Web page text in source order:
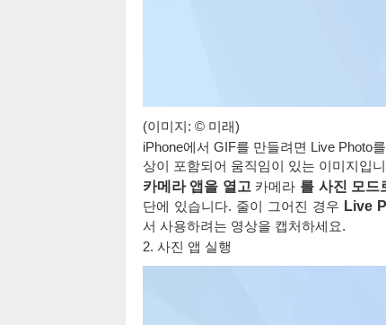
(이미지: © 미래)
iPhone에서 GIF를 만들려면 Live Photo
상이 포함되어 움직임이 있는 이미지입
카메라 앱을 열고 카메라 를 사진 모드
단에 있습니다. 줄이 그어진 경우 Live
서 사용하려는 영상을 캡처하세요.
2. 사진 앱 실행